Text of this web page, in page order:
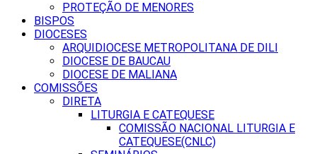
PROTEÇÃO DE MENORES
BISPOS
DIOCESES
ARQUIDIOCESE METROPOLITANA DE DILI
DIOCESE DE BAUCAU
DIOCESE DE MALIANA
COMISSÕES
DIRETA
LITURGIA E CATEQUESE
COMISSÃO NACIONAL LITURGIA E
CATEQUESE(CNLC)